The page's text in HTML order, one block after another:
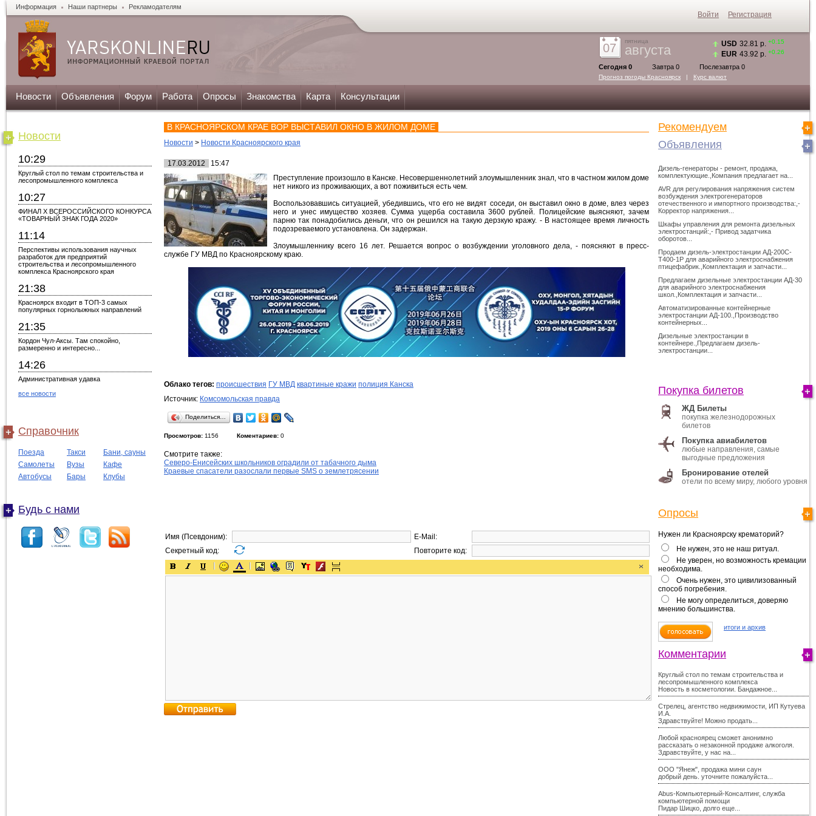
Информация Наши партнеры Рекламодателям
07
пятница
августа
Сегодня 0 Завтра 0 Послезавтра 0
Прогноз погоды Красноярск | Курс валют
USD 32.81 р. +0.15
EUR 43.92 р. +0.26
Новости Объявления Форум Работа Опросы Знакомства Карта Консультации
Новости
10:29
Круглый стол по темам строительства и
лесопромышленного комплекса
10:27
ФИНАЛ X ВСЕРОССИЙСКОГО КОНКУРСА
«ТОВАРНЫЙ ЗНАК ГОДА 2020»
11:14
Перспективы использования научных
разработок для предприятий
строительства и лесопромышленного
комплекса Красноярского края
21:38
Красноярск входит в ТОП-3 самых
популярных горнолыжных направлений
21:35
Кордон Чул-Аксы. Там спокойно,
размеренно и интересно...
14:26
Административная удавка
все новости
Справочник
Поезда Такси
Бани, сауны
Самолеты
Вузы
Кафе
Автобусы
Бары Клубы
Будь с нами
В КРАСНОЯРСКОМ КРАЕ ВОР ВЫСТАВИЛ ОКНО В ЖИЛОМ ДОМЕ
Новости > Новости Красноярского края
17.03.2012
15:47
Преступление произошло в Канске. Несовершеннолетний злоумышленник знал, что в частном жилом доме
нет никого из проживающих, а вот поживиться есть чем.
Воспользовавшись ситуацией, убедившись, что его не видят соседи, он выставил окно в доме, влез через
него и унес имущество хозяев. Сумма ущерба составила 3600 рублей. Полицейские выясняют, зачем
парню так понадобились деньги, что он решился на такую дерзкую кражу. - В настоящее время личность
подозреваемого установлена. Он задержан.
Злоумышленнику всего 16 лет. Решается вопрос о возбуждении уголовного дела, - поясняют в пресс-
службе ГУ МВД по Красноярскому краю.
Облако тегов: происшествия ГУ МВД квартиные кражи полиция Канска
Источник: Комсомольская правда
Поделиться…
Просмотров: 1156 Коментариев: 0
Смотрите также:
Северо-Енисейских школьников оградили от табачного дыма
Краевые спасатели разослали первые SMS о землетрясении
Имя (Псевдоним):
E-Mail:
Секретный код:
Повторите код:
Рекомендуем
Объявления
Дизель-генераторы - ремонт, продажа,
комплектующие.,Компания предлагает на...
AVR для регулирования напряжения систем
возбуждения электрогенераторов
отечественного и импортного производства:,-
Корректор напряжения...
Шкафы управления для ремонта дизельных
электростанций:,- Привод задатчика
оборотов...
Продаем дизель-электростанции АД-200С-
Т400-1Р для аварийного электроснабжения
птицефабрик.,Комплектация и запчасти...
Предлагаем дизельные электростанции АД-30
для аварийного электроснабжения
школ.,Комплектация и запчасти...
Автоматизированные контейнерные
электростанции АД-100.,Производство
контейнерных...
Дизельные электростанции в
контейнере.,Предлагаем дизель-
электростанции...
Покупка билетов
ЖД Билеты
покупка железнодорожных
билетов
Покупка авиабилетов
любые направления, самые
выгодные предложения
Бронирование отелей
отели по всему миру, любого уровня
Опросы
Нужен ли Красноярску крематорий?
Не нужен, это не наш ритуал.
Не уверен, но возможность кремации
необходима.
Очень нужен, это цивилизованный
способ погребения.
Не могу определиться, доверяю
мнению большинства.
итоги и архив
Комментарии
Круглый стол по темам строительства и
лесопромышленного комплекса
Новость в косметологии. Бандажное...
Стрелец, агентство недвижимости, ИП Кутуева
И.А.
Здравствуйте! Можно продать...
Любой красноярец сможет анонимно
рассказать о незаконной продаже алкоголя.
Здравствуйте, у нас на...
ООО "Янеж", продажа мини саун
добрый день. уточните пожалуйста...
Abus-Компьютерный-Консалтинг, служба
компьютерной помощи
Пидар Шицко, долго еще...
Войти Регистрация